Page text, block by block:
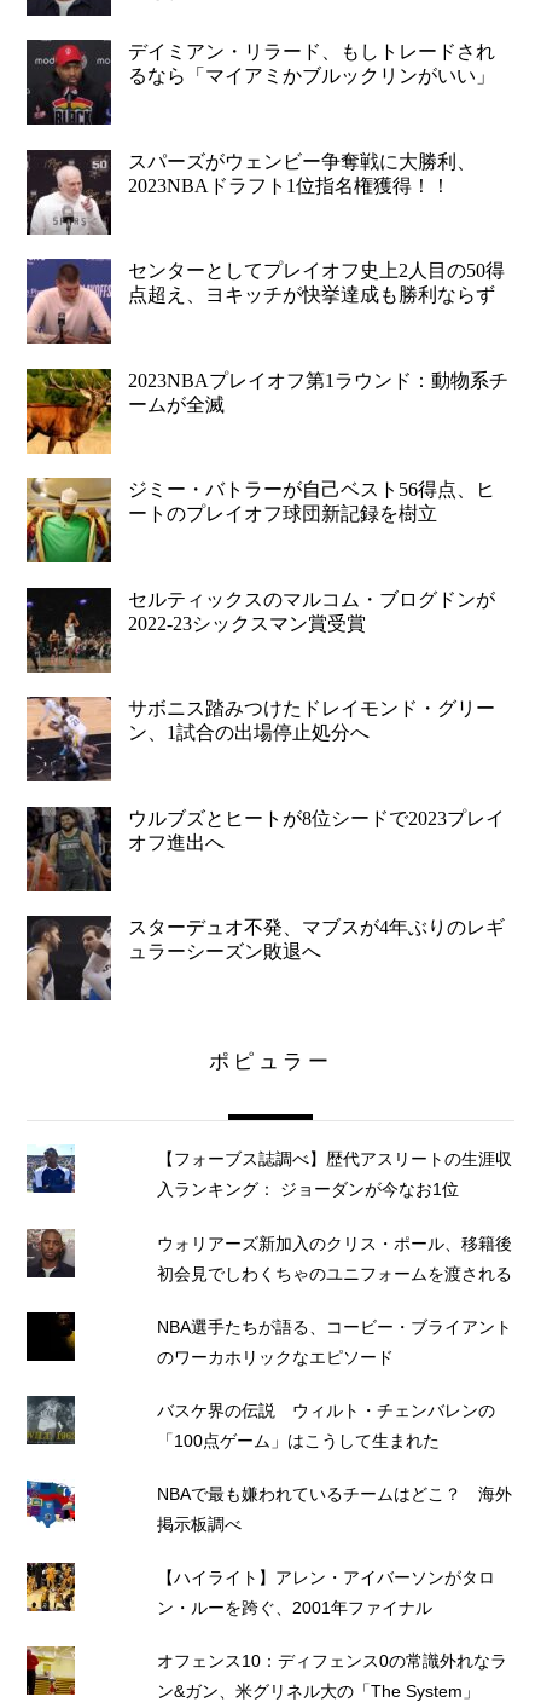
デイミアン・リラード、もしトレードされ
るなら「マイアミかブルックリンがいい」
スパーズがウェンビー争奪戦に大勝利、
2023NBAドラフト1位指名権獲得！！
センターとしてプレイオフ史上2人目の50得
点超え、ヨキッチが快挙達成も勝利ならず
2023NBAプレイオフ第1ラウンド：動物系チ
ームが全滅
ジミー・バトラーが自己ベスト56得点、ヒ
ートのプレイオフ球団新記録を樹立
セルティックスのマルコム・ブログドンが
2022-23シックスマン賞受賞
サボニス踏みつけたドレイモンド・グリー
ン、1試合の出場停止処分へ
ウルブズとヒートが8位シードで2023プレイ
オフ進出へ
スターデュオ不発、マブスが4年ぶりのレギ
ュラーシーズン敗退へ
ポピュラー
【フォーブス誌調べ】歴代アスリートの生涯収
入ランキング： ジョーダンが今なお1位
ウォリアーズ新加入のクリス・ポール、移籍後
初会見でしわくちゃのユニフォームを渡される
NBA選手たちが語る、コービー・ブライアント
のワーカホリックなエピソード
バスケ界の伝説 ウィルト・チェンバレンの
「100点ゲーム」はこうして生まれた
NBAで最も嫌われているチームはどこ？ 海外
掲示板調べ
【ハイライト】アレン・アイバーソンがタロ
ン・ルーを跨ぐ、2001年ファイナル
オフェンス10：ディフェンス0の常識外れなラ
ン&ガン、米グリネル大の「The System」